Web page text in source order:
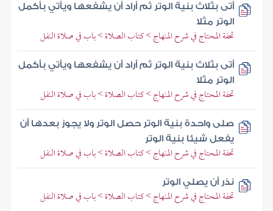
أتى بثلاث بنية الوتر ثم أراد أن يشفعها ويأتي بأكمل
الوتر مثلا
تحفة المحتاج في شرح المنهاج > كتاب الصلاة > باب في صلاة النفل
أتى بثلاث بنية الوتر ثم أراد أن يشفعها ويأتي بأكمل
الوتر مثلا
تحفة المحتاج في شرح المنهاج > كتاب الصلاة > باب في صلاة النفل
صلى واحدة بنية الوتر حصل الوتر ولا يجوز بعدها أن
يفعل شيئا بنية الوتر
تحفة المحتاج في شرح المنهاج > كتاب الصلاة > باب في صلاة النفل
نذر أن يصلي الوتر
تحفة المحتاج في شرح المنهاج > كتاب الصلاة > باب في صلاة النفل